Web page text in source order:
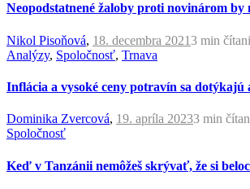
Neopodstatnené žaloby proti novinárom
Nikol Pisoňová, 18. decembra 20213 min
Analýzy, Spoločnosť, Trnava
Inflácia a vysoké ceny potravín sa
Dominika Zvercová, 19. apríla 20233 min
Spoločnosť
Keď v Tanzánii nemôžeš skrývať, že si